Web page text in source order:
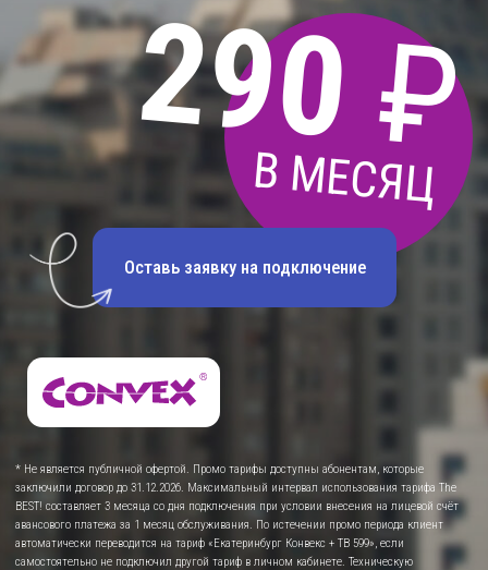
Оставь заявку на подключение
* Не является публичной офертой. Промо тарифы доступны абонентам, которые
заключили договор до 31.12.2026. Максимальный интервал использования тарифа The
BEST! составляет 3 месяца со дня подключения при условии внесения на лицевой счёт
авансового платежа за 1 месяц обслуживания. По истечении промо периода клиент
автоматически переводится на тариф «Екатеринбург Конвекс + ТВ 599», если
самостоятельно не подключил другой тариф в личном кабинете. Техническую
возможность подключения, условия обслуживания, актуальную информацию о
телеканалах и сроки действия акции узнавайте на сайте https://ekb.convex.ru и по
телефону +7 (343) 386-08-38.